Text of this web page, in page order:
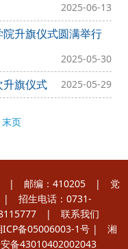
2025-06-13
升旗仪式圆满举行
2025-05-30
升旗仪式 2025-05-29
末页
号 | 邮编：410205 | 党
| 招生电话：0731-
| 联系我们
ICP备05006003-1号 | 湘
备43010402002043